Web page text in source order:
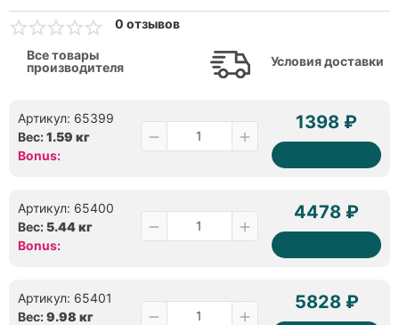
0 отзывов
Все товары
производителя
Условия доставки
Артикул: 65399
Вес:1.59 кг
Bonus:
1398 ₽
Артикул: 65400
Вес:5.44 кг
Bonus:
4478 ₽
Артикул: 65401
Вес:9.98 кг
5828 ₽